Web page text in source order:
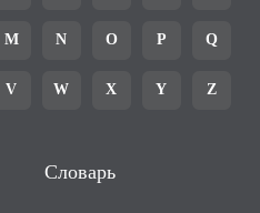
M N O P Q
V W X Y Z
Словарь